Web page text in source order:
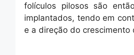
folículos pilosos são
implantados, tendo em
e a direção do crescimento